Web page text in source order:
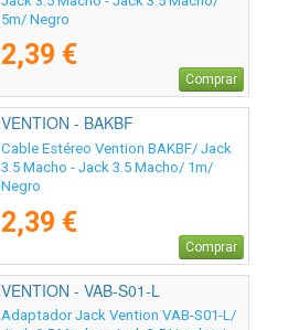
5m/ Negro
2,39 €
Comprar
VENTION - BAKBF
Cable Estéreo Vention BAKBF/ Jack
3.5 Macho - Jack 3.5 Macho/ 1m/
Negro
2,39 €
Comprar
VENTION - VAB-S01-L
Adaptador Jack Vention VAB-S01-L/